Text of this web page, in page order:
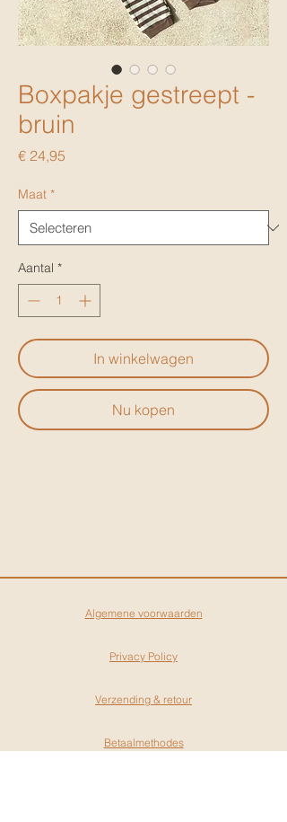
Boxpakje gestreept -
bruin
€ 24,95
Maat *
Aantal *
In winkelwagen
Nu kopen
Algemene voorwaarden
Privacy Policy
Verzending & retour
Betaalmethodes